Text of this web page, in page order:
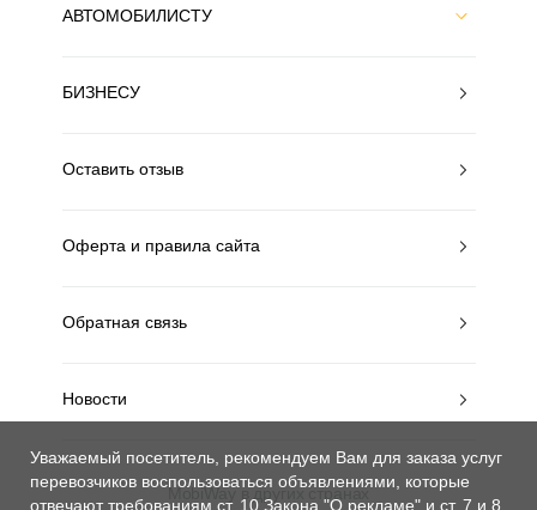
АВТОМОБИЛИСТУ
БИЗНЕСУ
Оставить отзыв
Оферта и правила сайта
Обратная связь
Новости
MobiWay в других странах
Уважаемый посетитель, рекомендуем Вам для заказа услуг
перевозчиков воспользоваться объявлениями, которые
отвечают требованиям ст. 10 Закона "О рекламе" и ст. 7 и 8